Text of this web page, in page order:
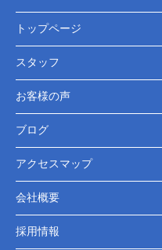
トップページ
スタッフ
お客様の声
ブログ
アクセスマップ
会社概要
採用情報